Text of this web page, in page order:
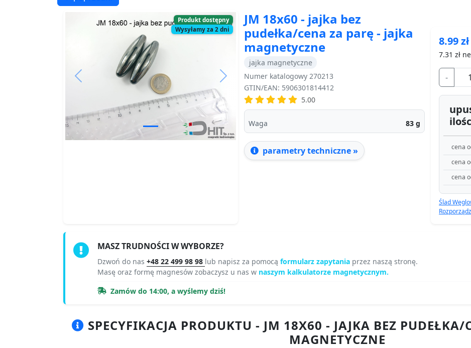
Produkt dostępny
Wysyłamy za 2 dni
Previous Next
JM 18x60 - jajka bez
pudełka/cena za parę - jajka
magnetyczne
jajka magnetyczne
Numer katalogowy 270213
GTIN/EAN: 5906301814412
5.00
Waga 83 g
parametry techniczne »
8.99zł
7.31 zł
-
cena
cena
cena
Ślad
MASZ TRUDNOŚCI W WYBORZE?
Dzwoń do nas +48 22 499 98 98 lub napisz za pomocą formularz zapytania przez naszą stronę.
Masę oraz formę magnesów zobaczysz u nas w naszym kalkulatorze magnetycznym.
Zamów do 14:00, a wyślemy dziś!
SPECYFIKACJA PRODUKTU - JM 18X60 - JAJKA BEZ PUDEŁKA/
MAGNETYCZNE